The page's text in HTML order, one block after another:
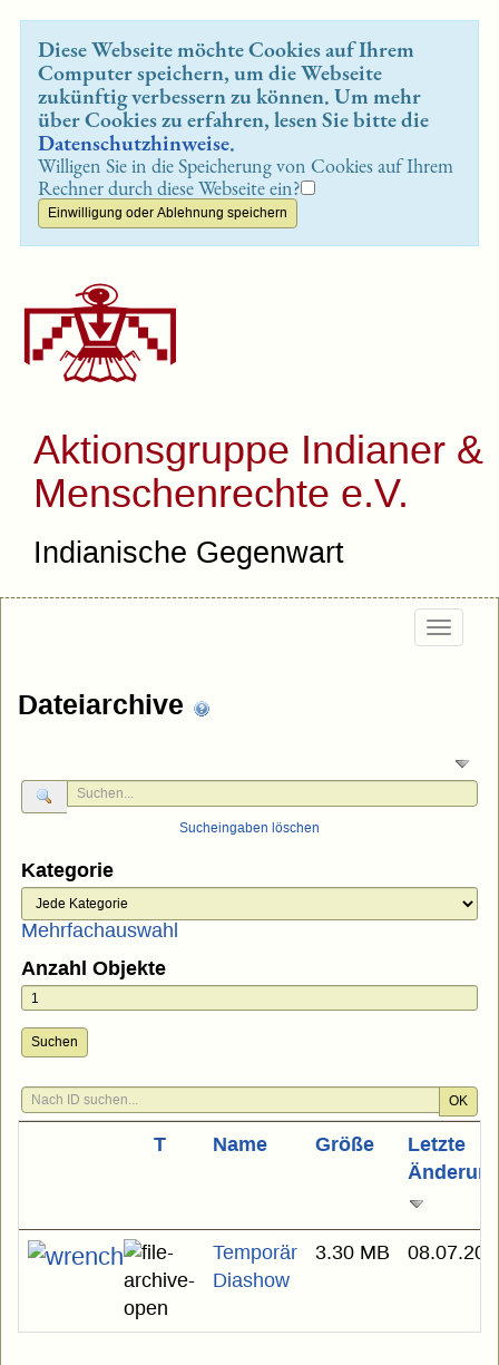
Diese Webseite möchte Cookies auf Ihrem
Computer speichern, um die Webseite
zukünftig verbessern zu können. Um mehr
über Cookies zu erfahren, lesen Sie bitte die
Datenschutzhinweise.
Willigen Sie in die Speicherung von Cookies auf Ihrem
Rechner durch diese Webseite ein?
Aktionsgruppe Indianer &
Menschenrechte e.V.
Indianische Gegenwart
Dateiarchive
Sucheingaben löschen
Kategorie
Mehrfachauswahl
Anzahl Objekte
Suchen
OK
T Name Größe
Letzte
Temporär
Diashow
3.30 MB